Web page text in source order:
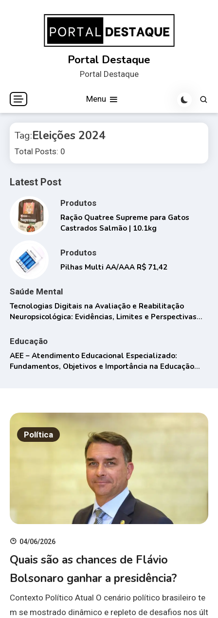
Portal Destaque
Portal Destaque
Menu
Tag:Eleições 2024
Total Posts: 0
Latest Post
Produtos
Ração Quatree Supreme para Gatos
Castrados Salmão | 10.1kg
Produtos
Pilhas Multi AA/AAA R$ 71,42
Saúde Mental
Tecnologias Digitais na Avaliação e Reabilitação
Neuropsicológica: Evidências, Limites e Perspectivas
Educação
AEE – Atendimento Educacional Especializado:
Fundamentos, Objetivos e Importância na Educação
Política
04/06/2026
Quais são as chances de Flávio
Bolsonaro ganhar a presidência?
Contexto Político Atual O cenário político brasileiro te
m se mostrado dinâmico e repleto de desafios nos últ